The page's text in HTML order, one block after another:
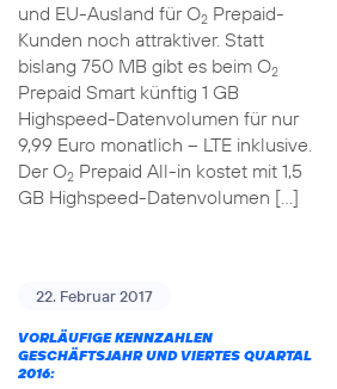
und EU-Ausland für O2Prepaid-
Kunden noch attraktiver. Statt
bislang 750 MB gibt es beim O2
Prepaid Smart künftig 1 GB
Highspeed-Datenvolumen für nur
9,99 Euro monatlich – LTE inklusive.
Der O2Prepaid All-in kostet mit 1,5
GB Highspeed-Datenvolumen […]
22. Februar 2017
VORLÄUFIGE KENNZAHLEN
GESCHÄFTSJAHR UND VIERTES QUARTAL
2016: